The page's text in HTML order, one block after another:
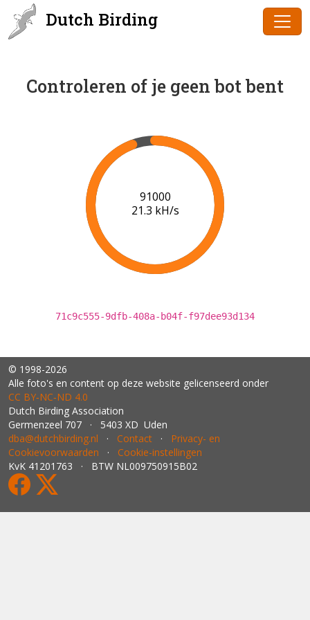
Dutch Birding
Controleren of je geen bot bent
91000
21.3 kH/s
71c9c555-9dfb-408a-b04f-f97dee93d134
© 1998-2026
Alle foto's en content op deze website gelicenseerd onder
CC BY‑NC‑ND 4.0
Dutch Birding Association
Germenzeel 707 · 5403 XD Uden
dba@dutchbirding.nl · Contact · Privacy- en
Cookievoorwaarden · Cookie-instellingen
KvK 41201763 · BTW NL009750915B02